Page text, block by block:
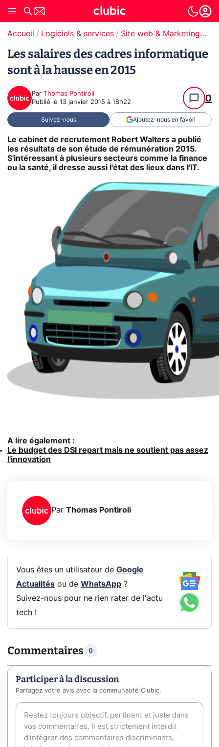
Accueil Logiciels & services Site web & Marketing Digital
Les salaires des cadres informatique
sont à la hausse en 2015
Par Thomas Pontiroli
Publié le 13 janvier 2015 à 18h22 0
Suivez-nous Ajoutez-nous en favori
Le cabinet de recrutement Robert Walters a publié
les résultats de son étude de rémunération 2015.
S'intéressant à plusieurs secteurs comme la finance
ou la santé, il dresse aussi l'état des lieux dans l'IT.
A lire également :
Le budget des DSI repart mais ne soutient pas assez
l'innovation
Par Thomas Pontiroli
Vous êtes un utilisateur de Google
Actualitésou de WhatsApp?
Suivez-nous pour ne rien rater de l'actu
tech !
Commentaires 0
Participer à la discussion
Partagez votre avis avec la communauté Clubic.